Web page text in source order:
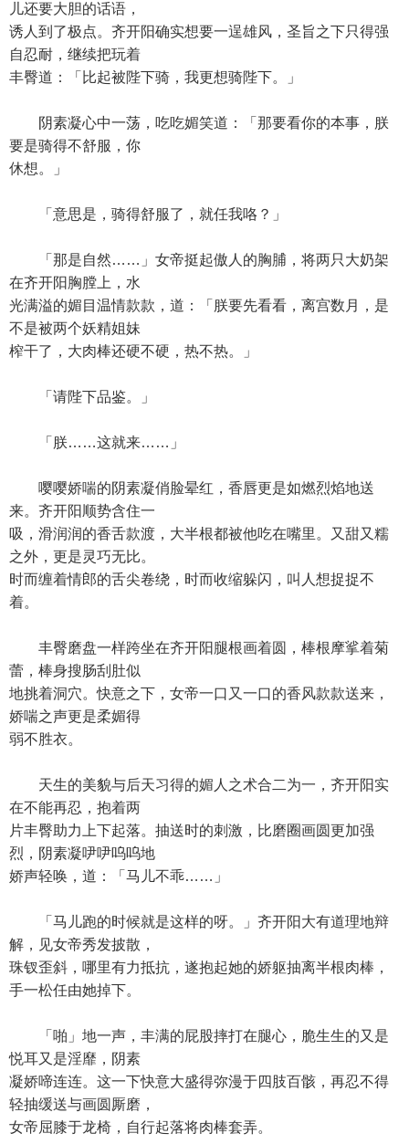
儿还要大胆的话语，
诱人到了极点。齐开阳确实想要一逞雄风，圣旨之下只得强
自忍耐，继续把玩着
丰臀道：「比起被陛下骑，我更想骑陛下。」
阴素凝心中一荡，吃吃媚笑道：「那要看你的本事，朕
要是骑得不舒服，你
休想。」
「意思是，骑得舒服了，就任我咯？」
「那是自然……」女帝挺起傲人的胸脯，将两只大奶架
在齐开阳胸膛上，水
光满溢的媚目温情款款，道：「朕要先看看，离宫数月，是
不是被两个妖精姐妹
榨干了，大肉棒还硬不硬，热不热。」
「请陛下品鉴。」
「朕……这就来……」
嘤嘤娇喘的阴素凝俏脸晕红，香唇更是如燃烈焰地送
来。齐开阳顺势含住一
吸，滑润润的香舌款渡，大半根都被他吃在嘴里。又甜又糯
之外，更是灵巧无比。
时而缠着情郎的舌尖卷绕，时而收缩躲闪，叫人想捉捉不
着。
丰臀磨盘一样跨坐在齐开阳腿根画着圆，棒根摩挲着菊
蕾，棒身搜肠刮肚似
地挑着洞穴。快意之下，女帝一口又一口的香风款款送来，
娇喘之声更是柔媚得
弱不胜衣。
天生的美貌与后天习得的媚人之术合二为一，齐开阳实
在不能再忍，抱着两
片丰臀助力上下起落。抽送时的刺激，比磨圈画圆更加强
烈，阴素凝吚吚呜呜地
娇声轻唤，道：「马儿不乖……」
「马儿跑的时候就是这样的呀。」齐开阳大有道理地辩
解，见女帝秀发披散，
珠钗歪斜，哪里有力抵抗，遂抱起她的娇躯抽离半根肉棒，
手一松任由她掉下。
「啪」地一声，丰满的屁股摔打在腿心，脆生生的又是
悦耳又是淫靡，阴素
凝娇啼连连。这一下快意大盛得弥漫于四肢百骸，再忍不得
轻抽缓送与画圆厮磨，
女帝屈膝于龙椅，自行起落将肉棒套弄。